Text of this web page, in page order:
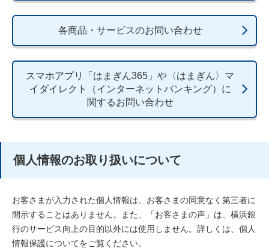
各商品・サービスのお問い合わせ
スマホアプリ「はまぎん365」や〈はまぎん〉マ
イダイレクト（インターネットバンキング）に
関するお問い合わせ
個人情報のお取り扱いについて
お客さまが入力された個人情報は、お客さまの同意なく第三者に
開示することはありません。また、「お客さまの声」は、横浜銀
行のサービス向上の目的以外には使用しません。詳しくは、個人
情報保護についてをご覧ください。